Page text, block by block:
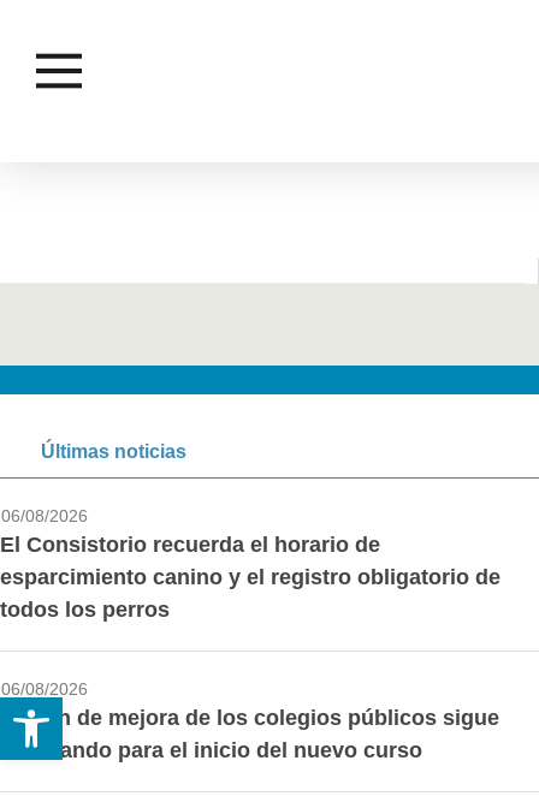
Abrir barra de herramientas
Últimas noticias
06/08/2026
El Consistorio recuerda el horario de
esparcimiento canino y el registro obligatorio de
todos los perros
06/08/2026
El plan de mejora de los colegios públicos sigue
avanzando para el inicio del nuevo curso